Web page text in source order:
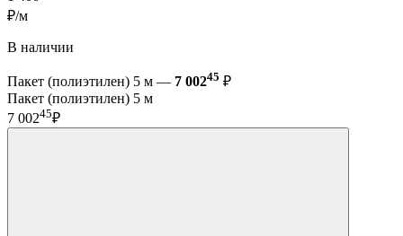
₽/м
В наличии
Пакет (полиэтилен) 5 м — 7 00245 ₽
Пакет (полиэтилен) 5 м
7 00245₽